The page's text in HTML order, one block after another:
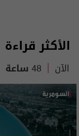
الأكثر قراءة
الآن 48 ساعة